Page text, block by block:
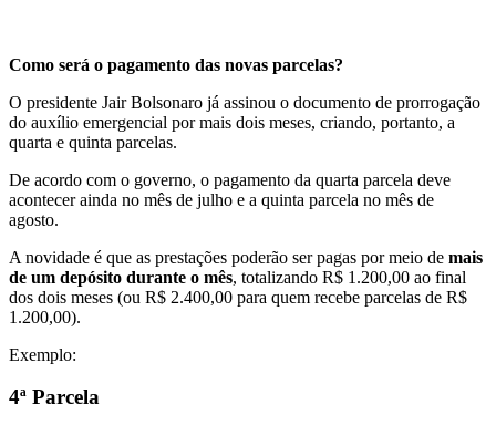
Como será o pagamento das novas parcelas?
O presidente Jair Bolsonaro já assinou o documento de prorrogação
do auxílio emergencial por mais dois meses, criando, portanto, a
quarta e quinta parcelas.
De acordo com o governo, o pagamento da quarta parcela deve
acontecer ainda no mês de julho e a quinta parcela no mês de
agosto.
A novidade é que as prestações poderão ser pagas por meio de mais
de um depósito durante o mês, totalizando R$ 1.200,00 ao final
dos dois meses (ou R$ 2.400,00 para quem recebe parcelas de R$
1.200,00).
Exemplo:
4ª Parcela